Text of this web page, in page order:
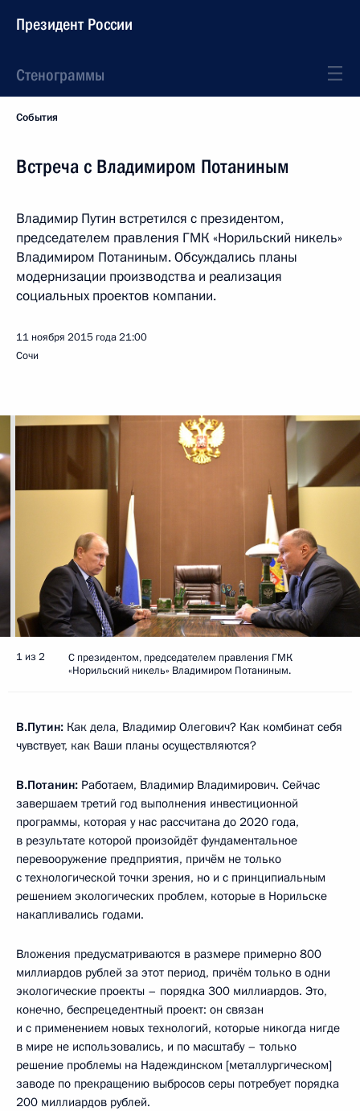
Президент России
Стенограммы
События
Встреча с Владимиром Потаниным
Владимир Путин встретился с президентом,
председателем правления ГМК «Норильский никель»
Владимиром Потаниным. Обсуждались планы
модернизации производства и реализация
социальных проектов компании.
11 ноября 2015 года21:00
Сочи
1 из 2
С президентом, председателем правления ГМК
«Норильский никель» Владимиром Потаниным.
В.Путин: Как дела, Владимир Олегович? Как комбинат себя
чувствует, как Ваши планы осуществляются?
В.Потанин: Работаем, Владимир Владимирович. Сейчас
завершаем третий год выполнения инвестиционной
программы, которая у нас рассчитана до 2020 года,
в результате которой произойдёт фундаментальное
перевооружение предприятия, причём не только
с технологической точки зрения, но и с принципиальным
решением экологических проблем, которые в Норильске
накапливались годами.
Вложения предусматриваются в размере примерно 800
миллиардов рублей за этот период, причём только в одни
экологические проекты – порядка 300 миллиардов. Это,
конечно, беспрецедентный проект: он связан
и с применением новых технологий, которые никогда нигде
в мире не использовались, и по масштабу – только
решение проблемы на Надеждинском [металлургическом]
заводе по прекращению выбросов серы потребует порядка
200 миллиардов рублей.